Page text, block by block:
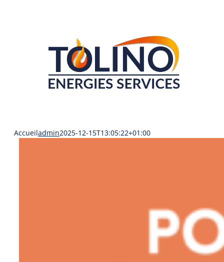
Accueiladmin2025-12-15T13:05:22+01:00